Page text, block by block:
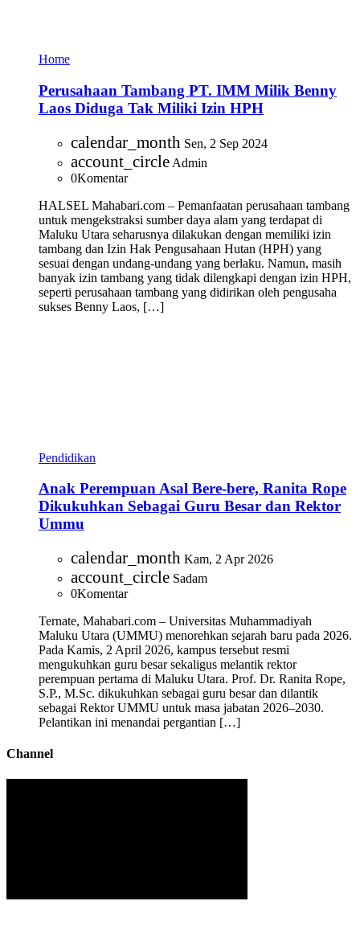
Home
Perusahaan Tambang PT. IMM Milik Benny
Laos Diduga Tak Miliki Izin HPH
calendar_month Sen, 2 Sep 2024
account_circle Admin
0Komentar
HALSEL Mahabari.com – Pemanfaatan perusahaan tambang
untuk mengekstraksi sumber daya alam yang terdapat di
Maluku Utara seharusnya dilakukan dengan memiliki izin
tambang dan Izin Hak Pengusahaan Hutan (HPH) yang
sesuai dengan undang-undang yang berlaku. Namun, masih
banyak izin tambang yang tidak dilengkapi dengan izin HPH,
seperti perusahaan tambang yang didirikan oleh pengusaha
sukses Benny Laos, […]
Pendidikan
Anak Perempuan Asal Bere-bere, Ranita Rope
Dikukuhkan Sebagai Guru Besar dan Rektor
Ummu
calendar_month Kam, 2 Apr 2026
account_circle Sadam
0Komentar
Ternate, Mahabari.com – Universitas Muhammadiyah
Maluku Utara (UMMU) menorehkan sejarah baru pada 2026.
Pada Kamis, 2 April 2026, kampus tersebut resmi
mengukuhkan guru besar sekaligus melantik rektor
perempuan pertama di Maluku Utara. Prof. Dr. Ranita Rope,
S.P., M.Sc. dikukuhkan sebagai guru besar dan dilantik
sebagai Rektor UMMU untuk masa jabatan 2026–2030.
Pelantikan ini menandai pergantian […]
Channel